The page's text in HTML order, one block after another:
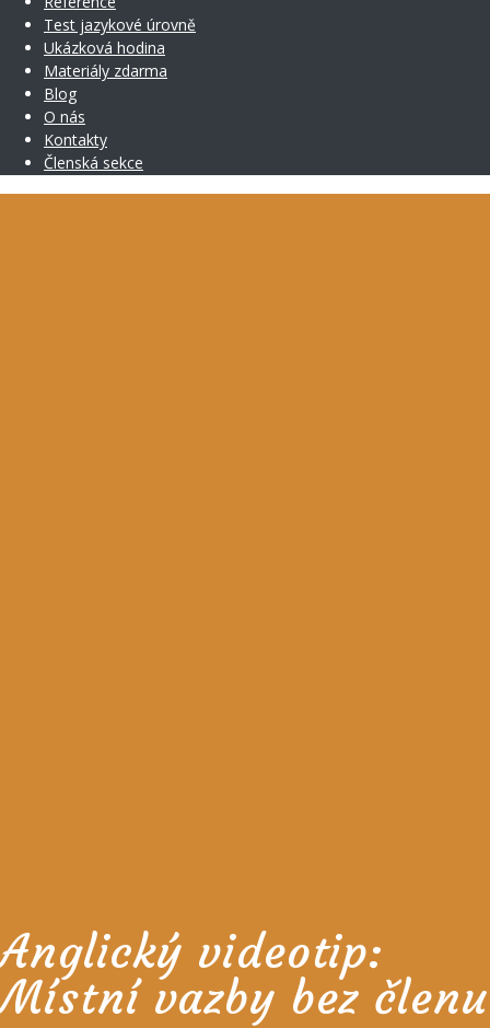
Test jazykové úrovně
Ukázková hodina
Materiály zdarma
Blog
O nás
Kontakty
Členská sekce
Anglický videotip:
Místní vazby bez členu